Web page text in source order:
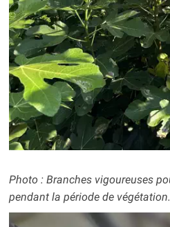
Photo : Branches vigoureuses
pendant la période de végétation.